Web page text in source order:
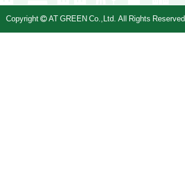
Copyright AT GREEN Co.,Ltd. All Rights Reserved.